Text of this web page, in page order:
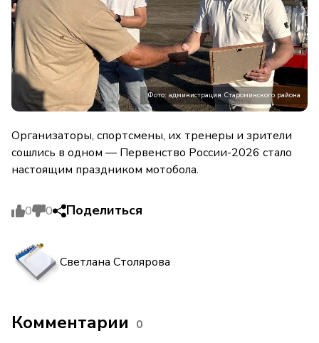
Фото: администрация Староминского района
Организаторы, спортсмены, их тренеры и зрители
сошлись в одном — Первенство России-2026 стало
настоящим праздником мотобола.
0 0 Поделиться
Светлана Столярова
Комментарии 0